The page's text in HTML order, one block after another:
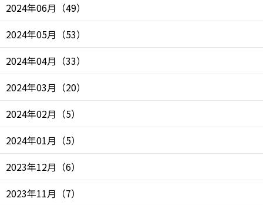
2024年06月 （49）
2024年05月 （53）
2024年04月 （33）
2024年03月 （20）
2024年02月 （5）
2024年01月 （5）
2023年12月 （6）
2023年11月 （7）